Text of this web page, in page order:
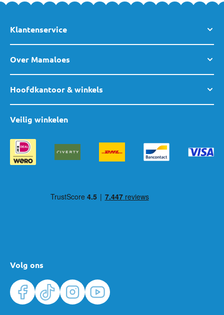
Klantenservice
Over Mamaloes
Hoofdkantoor & winkels
Volg ons
Veilig winkelen